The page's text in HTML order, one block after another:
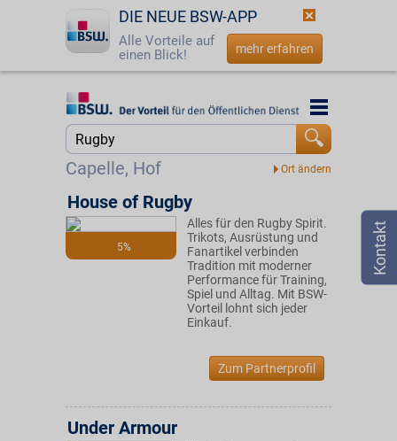
DIE NEUE BSW-APP
Alle Vorteile auf
einen Blick!
mehr erfahren
Startseite
Jetzt BSW-Mitglied werden
☎ 0800 - 279 25 82
Capelle, Hof
Startseite
Suche
5%
House of Rugby
Alles für den Rugby Spirit.
Trikots, Ausrüstung und
Fanartikel verbinden
Tradition mit moderner
Performance für Training,
Spiel und Alltag. Mit BSW-
Vorteil lohnt sich jeder
Einkauf.
Zum Partnerprofil
Under Armour